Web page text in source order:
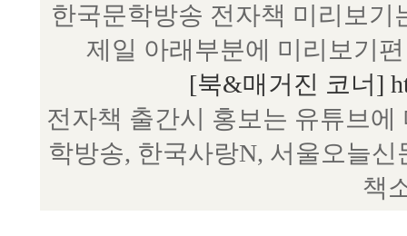
한국문학방송 전자책 미리보
제일 아래부분에 미리보기
[북&매거진 코너]
전자책 출간시 홍보는 유튜브
학방송, 한국사랑N, 서울오늘
책